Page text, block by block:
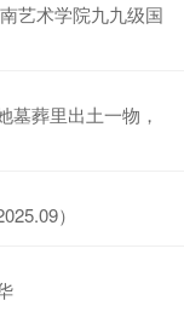
艺术学院九九级国
墓葬里出土一物，
）